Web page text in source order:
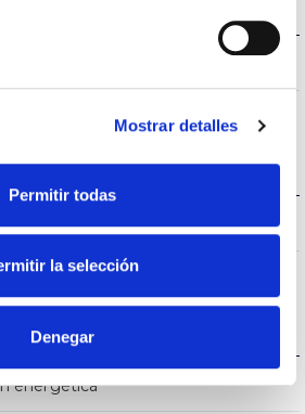
Mostrar detalles
Permitir todas
la selección
Denegar
NO
energética –